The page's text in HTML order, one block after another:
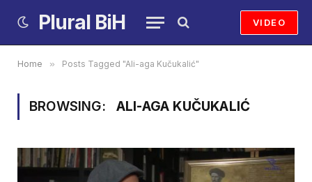
Plural BiH VIDEO
Home » Posts Tagged "Ali-aga Kučukalić"
BROWSING: ALI-AGA KUČUKALIĆ